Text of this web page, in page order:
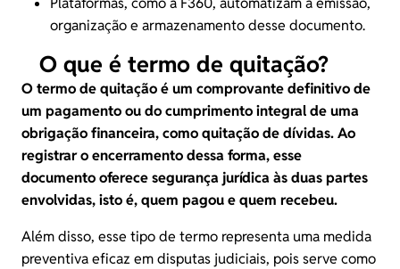
organização e armazenamento desse documento.
O que é termo de quitação?
Otermo de quitaçãoé um comprovante definitivo de
um pagamento ou do cumprimento integral de uma
obrigação financeira, como quitação de dívidas. Ao
registrar o encerramento dessa forma, esse
documento oferece segurança jurídica às duas partes
envolvidas, isto é, quem pagou e quem recebeu.
Além disso, esse tipo de termo representa uma medida
preventiva eficaz em disputas judiciais, pois serve como